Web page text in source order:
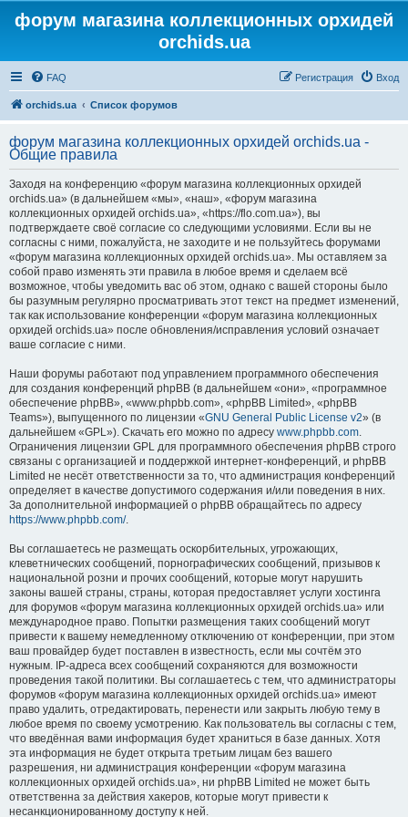
форум магазина коллекционных орхидей
orchids.ua
FAQ Вход
Регистрация
orchids.ua Список форумов
форум магазина коллекционных орхидей orchids.ua -
Общие правила
Заходя на конференцию «форум магазина коллекционных орхидей
orchids.ua» (в дальнейшем «мы», «наш», «форум магазина
коллекционных орхидей orchids.ua», «https://flo.com.ua»), вы
подтверждаете своё согласие со следующими условиями. Если вы не
согласны с ними, пожалуйста, не заходите и не пользуйтесь форумами
«форум магазина коллекционных орхидей orchids.ua». Мы оставляем за
собой право изменять эти правила в любое время и сделаем всё
возможное, чтобы уведомить вас об этом, однако с вашей стороны было
бы разумным регулярно просматривать этот текст на предмет изменений,
так как использование конференции «форум магазина коллекционных
орхидей orchids.ua» после обновления/исправления условий означает
ваше согласие с ними.
Наши форумы работают под управлением программного обеспечения
для создания конференций phpBB (в дальнейшем «они», «программное
обеспечение phpBB», «www.phpbb.com», «phpBB Limited», «phpBB
Teams»), выпущенного по лицензии «GNU General Public License v2» (в
дальнейшем «GPL»). Скачать его можно по адресу www.phpbb.com.
Ограничения лицензии GPL для программного обеспечения phpBB строго
связаны с организацией и поддержкой интернет-конференций, и phpBB
Limited не несёт ответственности за то, что администрация конференций
определяет в качестве допустимого содержания и/или поведения в них.
За дополнительной информацией о phpBB обращайтесь по адресу
https://www.phpbb.com/.
Вы соглашаетесь не размещать оскорбительных, угрожающих,
клеветнических сообщений, порнографических сообщений, призывов к
национальной розни и прочих сообщений, которые могут нарушить
законы вашей страны, страны, которая предоставляет услуги хостинга
для форумов «форум магазина коллекционных орхидей orchids.ua» или
международное право. Попытки размещения таких сообщений могут
привести к вашему немедленному отключению от конференции, при этом
ваш провайдер будет поставлен в известность, если мы сочтём это
нужным. IP-адреса всех сообщений сохраняются для возможности
проведения такой политики. Вы соглашаетесь с тем, что администраторы
форумов «форум магазина коллекционных орхидей orchids.ua» имеют
право удалить, отредактировать, перенести или закрыть любую тему в
любое время по своему усмотрению. Как пользователь вы согласны с тем,
что введённая вами информация будет храниться в базе данных. Хотя
эта информация не будет открыта третьим лицам без вашего
разрешения, ни администрация конференции «форум магазина
коллекционных орхидей orchids.ua», ни phpBB Limited не может быть
ответственна за действия хакеров, которые могут привести к
несанкционированному доступу к ней.